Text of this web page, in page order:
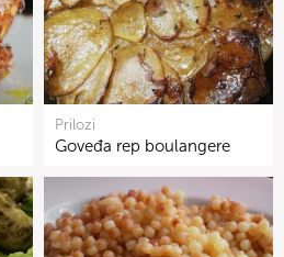
Prilozi
Goveđa rep boulangere